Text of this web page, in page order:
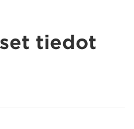
tiedot